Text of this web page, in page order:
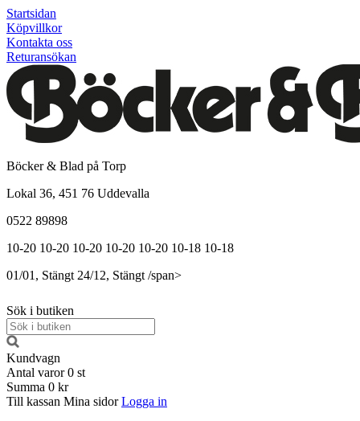
Startsidan
Köpvillkor
Kontakta oss
Returansökan
Böcker & Blad på Torp
Lokal 36, 451 76 Uddevalla
0522 89898
10-20 10-20 10-20 10-20 10-20 10-18 10-18
01/01, Stängt 24/12, Stängt /span>
Sök i butiken
Kundvagn
Antal varor 0 st
Summa 0 kr
Till kassan Mina sidor Logga in